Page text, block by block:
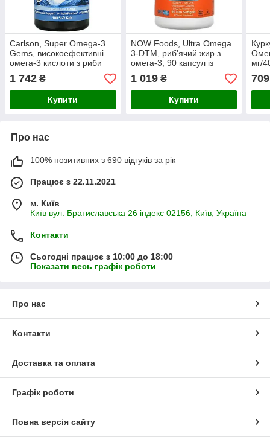
Carlson, Super Omega-3
Gems, високоефективні
омега-3 кислоти з риби
дикого улову, 1200 мг, 180
капсул (600
1 742 ₴
Купити
NOW Foods, Ultra Omega
3-DTM, риб'ячий жир з
омега-3, 90 капсул із
риб'ячого желатину
1 019₴
Купити
мг/
709
Про нас
100% позитивних з 690 відгуків за рік
Працює з 22.11.2021
м. Київ
Київ вул. Братиславська 26 індекс 02156, Київ, Україна
Контакти
Сьогодні працює з 10:00 до 18:00
Показати весь графік роботи
Про нас
Контакти
Доставка та оплата
Графік роботи
Повна версія сайту